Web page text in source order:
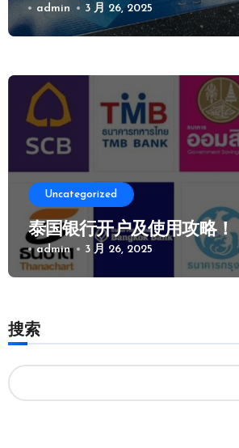
admin 3 月 26, 2025
Uncategorized
泰国银行开户及使用攻略！
admin 3 月 26, 2025
搜索